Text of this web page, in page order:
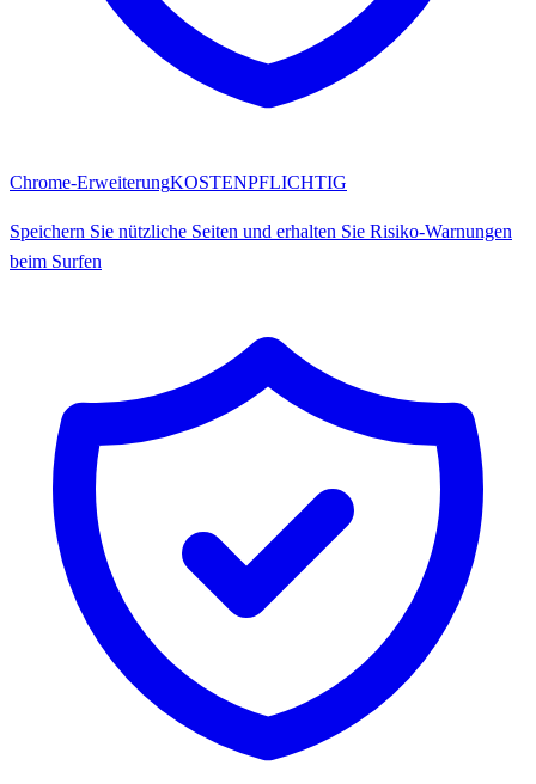
Chrome-ErweiterungKOSTENPFLICHTIG
Speichern Sie nützliche Seiten und erhalten Sie Risiko-Warnungen
beim Surfen